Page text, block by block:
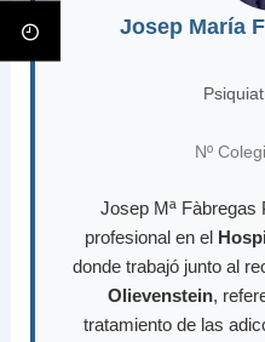
Josep María
Nº
Josep Mª Fàbregas
profesional en el
donde trabajó junto al
Olievenstein,
tratamiento de las